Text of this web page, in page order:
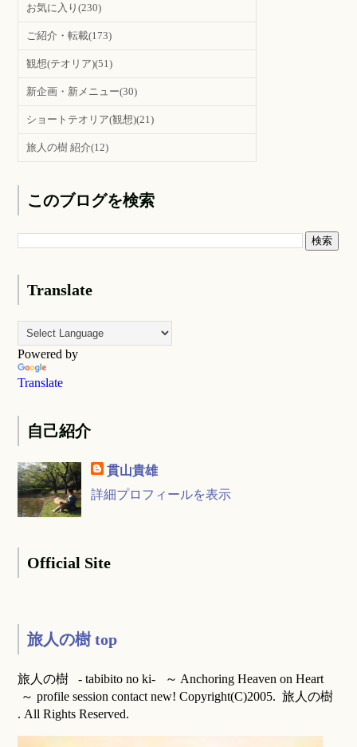
お気に入り(230)
ご紹介・転載(173)
観想(テオリア)(51)
新企画・新メニュー(30)
ショートテオリア(観想)(21)
旅人の樹 紹介(12)
このブログを検索
Translate
Powered by
Translate
自己紹介
貫山貴雄
詳細プロフィールを表示
Official Site
旅人の樹 top
旅人の樹 - tabibito no ki- ～ Anchoring Heaven on Heart
～ profile session contact new! Copyright(C)2005. 旅人の樹
. All Rights Reserved.